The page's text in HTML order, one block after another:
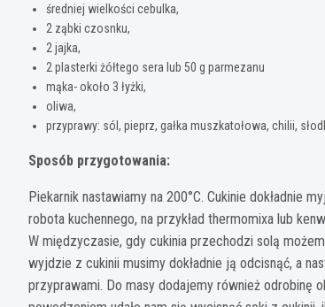
średniej wielkości cebulka,
2 ząbki czosnku,
2 jajka,
2 plasterki żółtego sera lub 50 g parmezanu
mąka- około 3 łyżki,
oliwa,
przyprawy: sól, pieprz, gałka muszkatołowa, chilii,
Sposób przygotowania:
Piekarnik nastawiamy na 200°C. Cukinie dokładnie
robota kuchennego, na przykład thermomixa lub
W międzyczasie, gdy cukinia przechodzi solą
wyjdzie z cukinii musimy dokładnie ją odcisnąć, a
przyprawami. Do masy dodajemy również odrobinę